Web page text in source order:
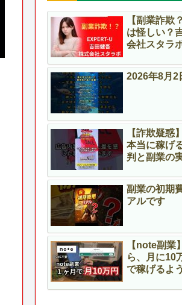
【副業詐欺
は怪しい？
会社スタラ
2026年8月2
【詐欺疑惑
本当に稼げ
判と副業の
副業の初期
アルです
【note副業
ら、月に10
で稼げるよ